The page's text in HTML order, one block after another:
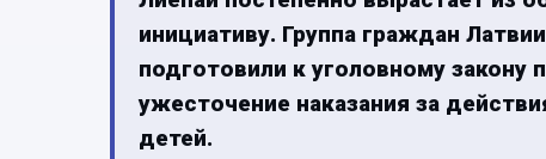
инициативу. Группа граждан
подготовили к уголовному
ужесточение наказания за
детей.